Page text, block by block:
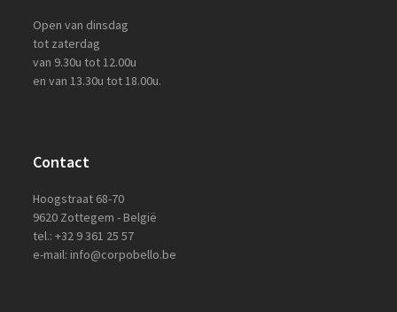
Open van dinsdag
tot zaterdag
van 9.30u tot 12.00u
en van 13.30u tot 18.00u.
Contact
Hoogstraat 68-70
9620 Zottegem - België
tel.: +32 9 361 25 57
e-mail: info@corpobello.be